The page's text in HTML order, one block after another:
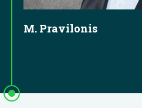
M. Pravilonis